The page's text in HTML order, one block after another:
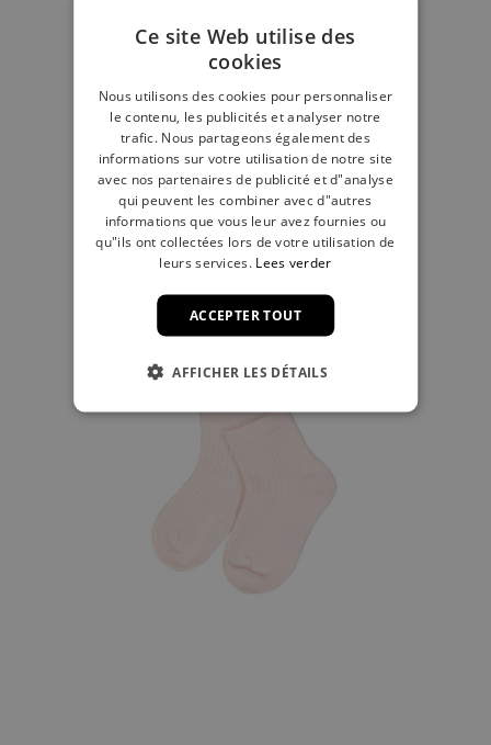
Chaussette court jaune
€ 6,99
Ce site Web utilise des
cookies
Nous utilisons des cookies pour personnaliser
le contenu, les publicités et analyser notre
trafic. Nous partageons également des
informations sur votre utilisation de notre site
avec nos partenaires de publicité et d"analyse
qui peuvent les combiner avec d"autres
informations que vous leur avez fournies ou
qu"ils ont collectées lors de votre utilisation de
leurs services. Lees verder
ACCEPTER TOUT
AFFICHER LES DÉTAILS